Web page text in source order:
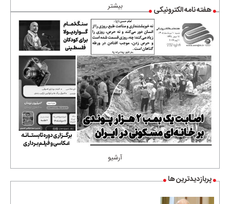
بیشتر هفته نامه الکترونیکی
آرشیو
پربازدیدترین ها